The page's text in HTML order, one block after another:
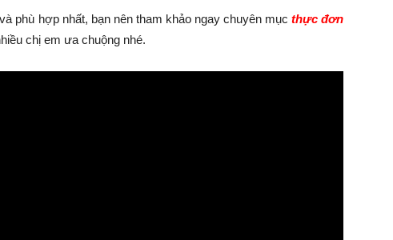
phù hợp nhất, bạn nên tham khảo ngay chuyên mục thực đơn
chị em ưa chuộng nhé.